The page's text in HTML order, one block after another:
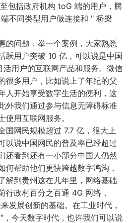
包括政府机构 toG 端的用户，腾
不同类型用户做连接和 " 桥梁
的问题，举一个案例，大家熟悉
跃用户突破 10 亿，可以说是中国
用户的互联网产品和服务。微信
很多用户，比如说上了年纪的父
人开始享受数字生活的便利，这
外我们通过参与信息无障碍标准
用互联网服务。
国网民规模超过 7.7 亿，很大上
以说中国网民的普及率已经超过
还看到还有一小部分中国人仍然
何帮助他们更快跨越数字鸿沟，
解到贵州这在几年里，网络基础
行政村百分之百通 4G 网络，
发展创新的基础。在工业时代，
今天数字时代，也许我们可以说